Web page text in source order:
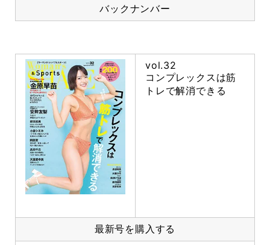
バックナンバー
vol.32
コンプレックスは筋
トレで解消できる
最新号を購入する